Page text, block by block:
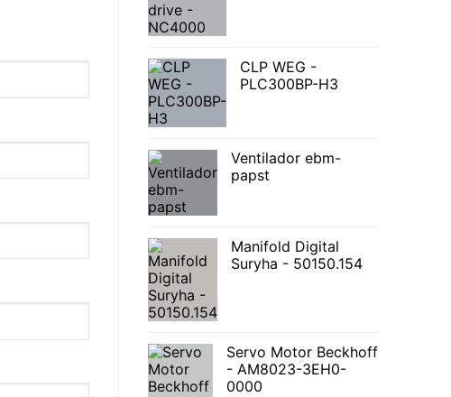
CLP WEG -
PLC300BP-H3
Ventilador ebm-
papst
Manifold Digital
Suryha - 50150.154
Servo Motor Beckhoff
- AM8023-3EH0-
0000